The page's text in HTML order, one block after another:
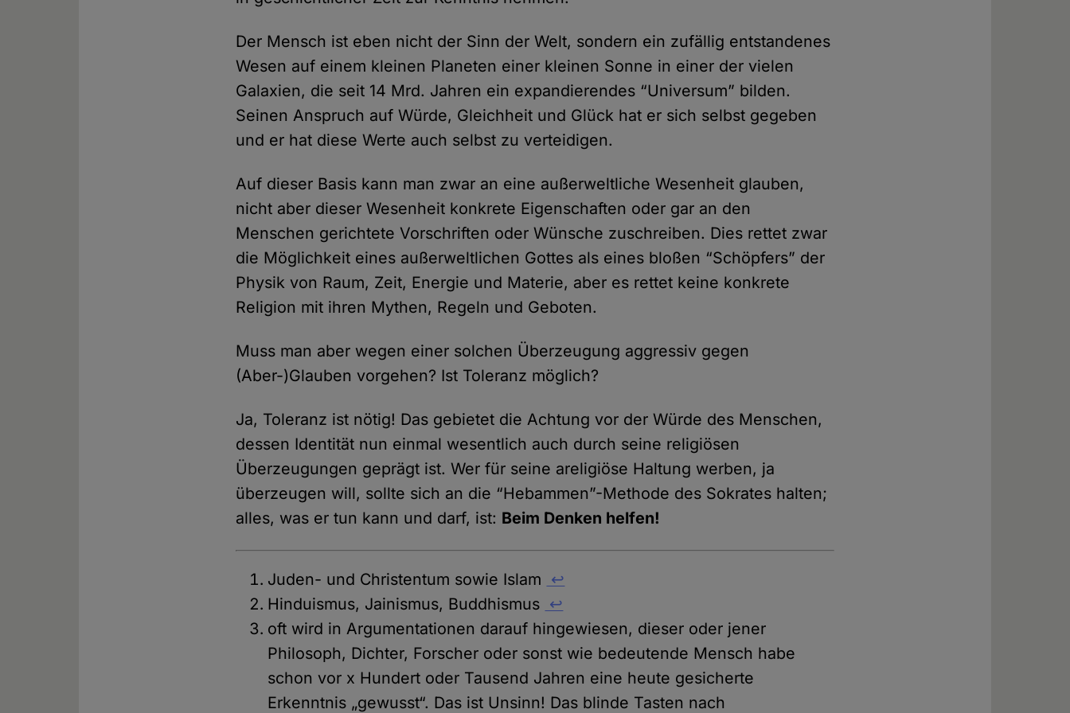
Der Mensch ist eben nicht der Sinn der Welt, sondern ein zufällig entstandenes
Wesen auf einem kleinen Planeten einer kleinen Sonne in einer der vielen
Galaxien, die seit 14 Mrd. Jahren ein expandierendes “Universum” bilden.
Seinen Anspruch auf Würde, Gleichheit und Glück hat er sich selbst gegeben
und er hat diese Werte auch selbst zu verteidigen.
Auf dieser Basis kann man zwar an eine außerweltliche Wesenheit glauben,
nicht aber dieser Wesenheit konkrete Eigenschaften oder gar an den
Menschen gerichtete Vorschriften oder Wünsche zuschreiben. Dies rettet zwar
die Möglichkeit eines außerweltlichen Gottes als eines bloßen “Schöpfers” der
Physik von Raum, Zeit, Energie und Materie, aber es rettet keine konkrete
Religion mit ihren Mythen, Regeln und Geboten.
Muss man aber wegen einer solchen Überzeugung aggressiv gegen
(Aber-)Glauben vorgehen? Ist Toleranz möglich?
Ja, Toleranz ist nötig! Das gebietet die Achtung vor der Würde des Menschen,
dessen Identität nun einmal wesentlich auch durch seine religiösen
Überzeugungen geprägt ist. Wer für seine areligiöse Haltung werben, ja
überzeugen will, sollte sich an die “Hebammen”-Methode des Sokrates halten;
alles, was er tun kann und darf, ist: Beim Denken helfen!
Juden- und Christentum sowie Islam ↩
Hinduismus, Jainismus, Buddhismus ↩
oft wird in Argumentationen darauf hingewiesen, dieser oder jener
Philosoph, Dichter, Forscher oder sonst wie bedeutende Mensch habe
schon vor x Hundert oder Tausend Jahren eine heute gesicherte
Erkenntnis „gewusst“. Das ist Unsinn! Das blinde Tasten nach